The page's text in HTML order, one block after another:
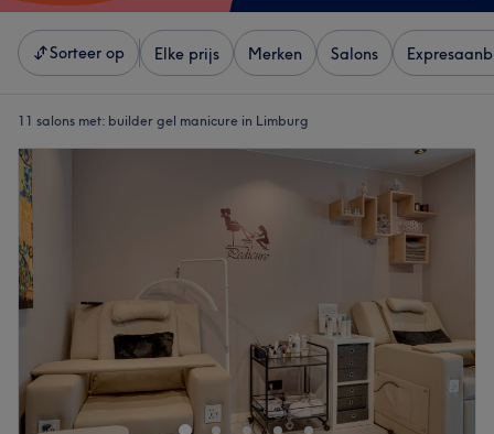
Sorteer op Elke prijs Merken Salons
11 salons met: builder gel manicure in Limburg